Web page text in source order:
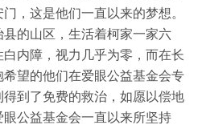
，这是他们一直以来的梦想。
的山区，生活着柯家一家六
内障，视力几乎为零，而在长
望的他们在爱眼公益基金会专
到了免费的救治，如愿以偿地
公益基金会一直以来所坚持